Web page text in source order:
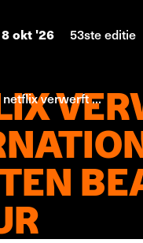
okt '26 53ste editie
netflix verwerft ...